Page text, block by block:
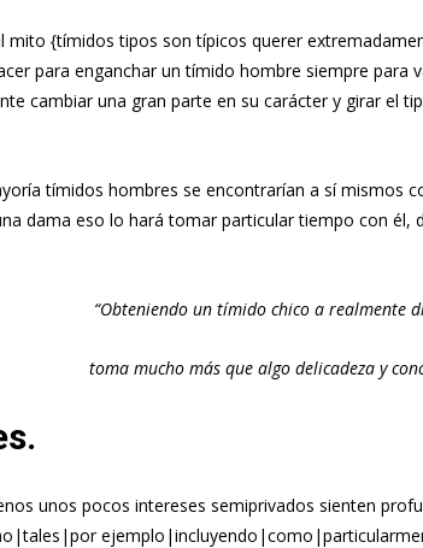
{tímidos tipos son típicos querer
para enganchar un tímido hombre siempre para
cambiar una gran parte en su carácter y girar el
tímidos hombres se encontrarían a sí
dama eso lo hará tomar particular tiempo con
“Obteniendo un tímido chico a realmente
toma mucho más que algo delicadeza y
unos pocos intereses semiprivados sienten